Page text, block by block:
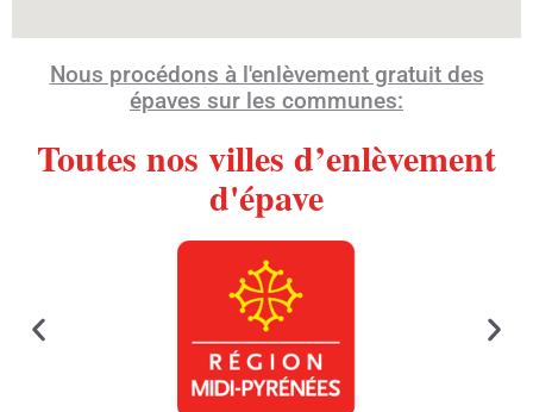
Nous procédons à l'enlèvement gratuit des
épaves sur les communes:
Toutes nos villes d’enlèvement
d'épave